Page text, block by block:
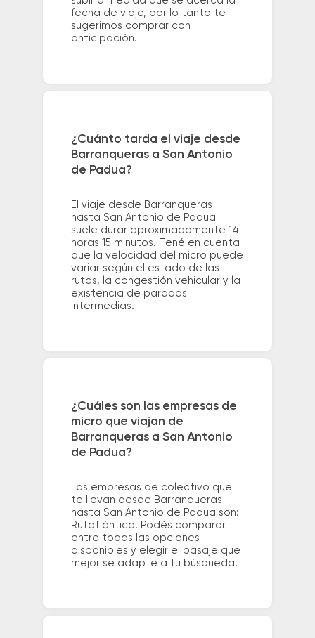
fecha de viaje, por lo tanto te
sugerimos comprar con
anticipación.
¿Cuánto tarda el viaje desde
Barranqueras a San Antonio
de Padua?
El viaje desde Barranqueras
hasta San Antonio de Padua
suele durar aproximadamente 14
horas 15 minutos. Tené en cuenta
que la velocidad del micro puede
variar según el estado de las
rutas, la congestión vehicular y la
existencia de paradas
intermedias.
¿Cuáles son las empresas de
micro que viajan de
Barranqueras a San Antonio
de Padua?
Las empresas de colectivo que
te llevan desde Barranqueras
hasta San Antonio de Padua son:
Rutatlántica. Podés comparar
entre todas las opciones
disponibles y elegir el pasaje que
mejor se adapte a tu búsqueda.